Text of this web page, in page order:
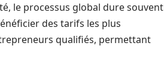
le processus global dure souvent
des tarifs les plus
qualifiés, permettant